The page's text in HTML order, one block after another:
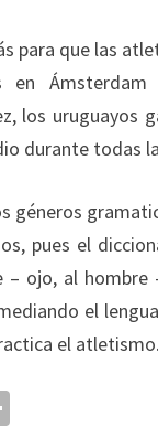
para que las
en
los uruguayos
durante todas
géneros
pues el
– ojo, al
el
el